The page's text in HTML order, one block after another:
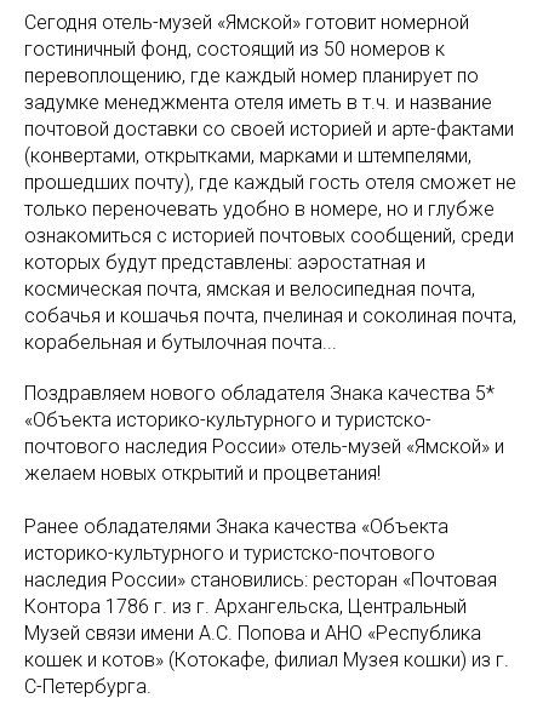
Сегодня отель-музей «Ямской» готовит номерной
гостиничный фонд, состоящий из 50 номеров к
перевоплощению, где каждый номер планирует по
задумке менеджмента отеля иметь в т.ч. и название
почтовой доставки со своей историей и арте-фактами
(конвертами, открытками, марками и штемпелями,
прошедших почту), где каждый гость отеля сможет не
только переночевать удобно в номере, но и глубже
ознакомиться с историей почтовых сообщений, среди
которых будут представлены: аэростатная и
космическая почта, ямская и велосипедная почта,
собачья и кошачья почта, пчелиная и соколиная почта,
корабельная и бутылочная почта...
Поздравляем нового обладателя Знака качества 5*
«Объекта историко-культурного и туристско-
почтового наследия России» отель-музей «Ямской» и
желаем новых открытий и процветания!
Ранее обладателями Знака качества «Объекта
историко-культурного и туристско-почтового
наследия России» становились: ресторан «Почтовая
Контора 1786 г. из г. Архангельска, Центральный
Музей связи имени А.С. Попова и АНО «Республика
кошек и котов» (Котокафе, филиал Музея кошки) из г.
С-Петербурга.